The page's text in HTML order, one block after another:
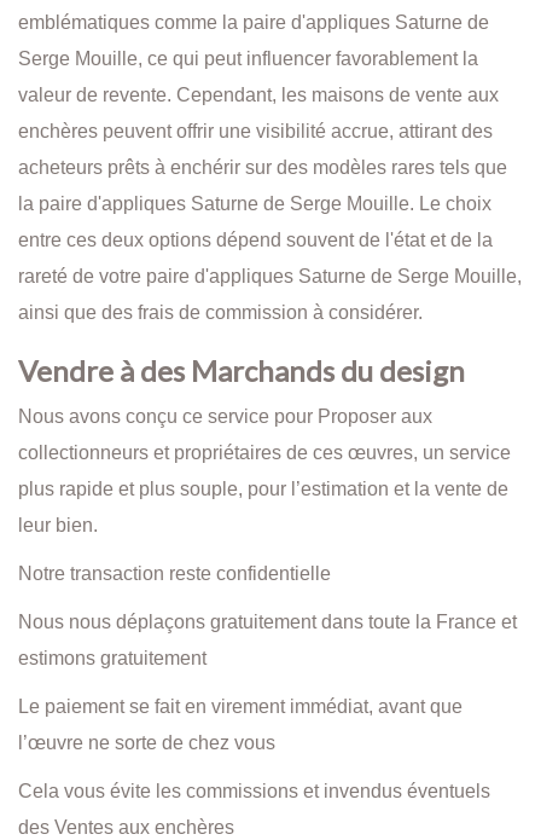
emblématiques comme la paire d'appliques Saturne de
Serge Mouille, ce qui peut influencer favorablement la
valeur de revente. Cependant, les maisons de vente aux
enchères peuvent offrir une visibilité accrue, attirant des
acheteurs prêts à enchérir sur des modèles rares tels que
la paire d'appliques Saturne de Serge Mouille. Le choix
entre ces deux options dépend souvent de l'état et de la
rareté de votre paire d'appliques Saturne de Serge Mouille,
ainsi que des frais de commission à considérer.
Vendre à des Marchands du design
Nous avons conçu ce service pour Proposer aux
collectionneurs et propriétaires de ces œuvres, un service
plus rapide et plus souple, pour l’estimation et la vente de
leur bien.
Notre transaction reste confidentielle
Nous nous déplaçons gratuitement dans toute la France et
estimons gratuitement
Le paiement se fait en virement immédiat, avant que
l’œuvre ne sorte de chez vous
Cela vous évite les commissions et invendus éventuels
des Ventes aux enchères